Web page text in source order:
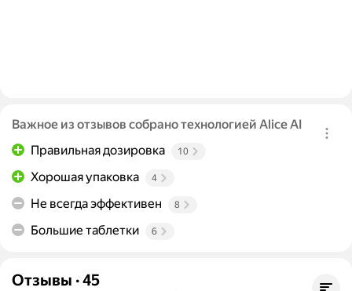
Важное из отзывов собрано технологией Alice AI
Правильная дозировка
10
Хорошая упаковка 4
Не всегда эффективен 8
Большие таблетки 6
Отзывы ·45